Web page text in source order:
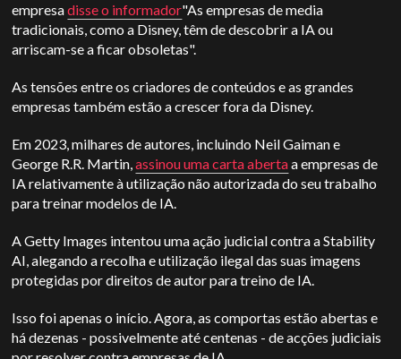
empresadisse o informador"As empresas de media
tradicionais, como a Disney, têm de descobrir a IA ou
arriscam-se a ficar obsoletas".
As tensões entre os criadores de conteúdos e as grandes
empresas também estão a crescer fora da Disney.
Em 2023, milhares de autores, incluindo Neil Gaiman e
George R.R. Martin,assinou uma carta abertaa empresas de
IA relativamente à utilização não autorizada do seu trabalho
para treinar modelos de IA.
A Getty Images intentou uma ação judicial contra a Stability
AI, alegando a recolha e utilização ilegal das suas imagens
protegidas por direitos de autor para treino de IA.
Isso foi apenas o início. Agora, as comportas estão abertas e
há dezenas - possivelmente até centenas - de acções judiciais